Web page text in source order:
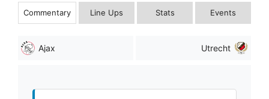
Commentary Line Ups Stats Events
Ajax Utrecht